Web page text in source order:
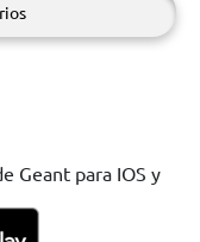
Geant para IOS y